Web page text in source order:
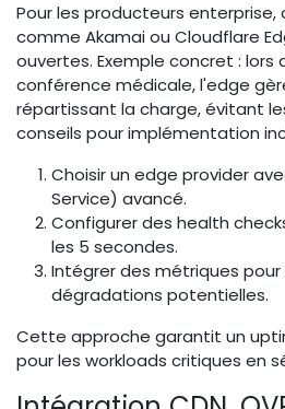
Pour les producteurs enterprise,
comme Akamai ou Cloudflare
ouvertes. Exemple concret : lors
conférence médicale, l'edge
répartissant la charge, évitant
conseils pour implémentation
Choisir un edge provider
Service) avancé.
Configurer des health
les 5 secondes.
Intégrer des métriques
dégradations potentielles.
Cette approche garantit un
pour les workloads critiques en